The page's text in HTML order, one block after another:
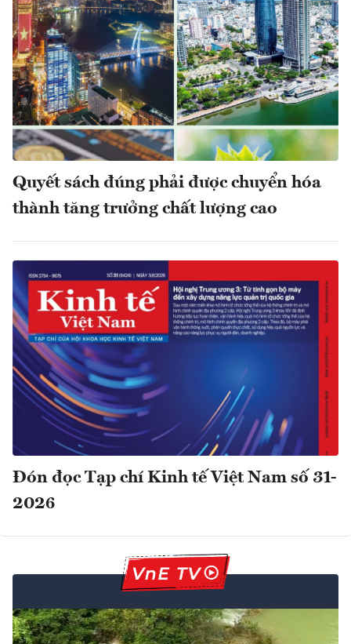
Quyết sách đúng phải được chuyển hóa
thành tăng trưởng chất lượng cao
Đón đọc Tạp chí Kinh tế Việt Nam số 31-
2026